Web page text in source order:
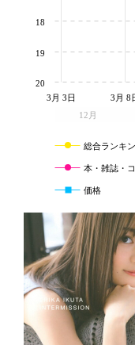
12月
3月 3日 3月 8
18
19
20
総合ランキ
本・雑誌・
価格